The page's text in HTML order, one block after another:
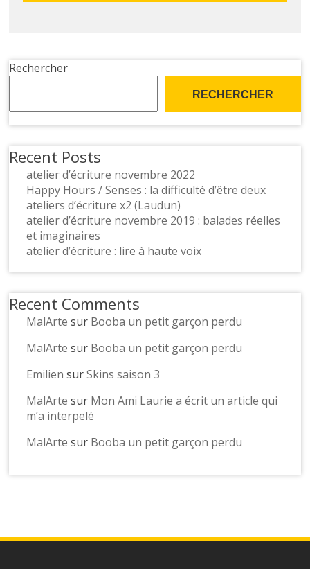
Rechercher
RECHERCHER
Recent Posts
atelier d’écriture novembre 2022
Happy Hours / Senses : la difficulté d’être deux
ateliers d’écriture x2 (Laudun)
atelier d’écriture novembre 2019 : balades réelles
et imaginaires
atelier d’écriture : lire à haute voix
Recent Comments
MalArte sur Booba un petit garçon perdu
MalArte sur Booba un petit garçon perdu
Emilien surSkins saison 3
MalArte sur Mon Ami Laurie a écrit un article qui
m’a interpelé
MalArte sur Booba un petit garçon perdu